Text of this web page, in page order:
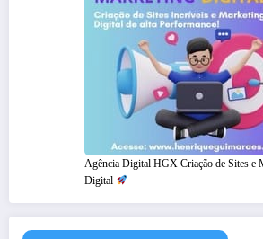
Agência Digital HGX Criação de Sites e
Digital